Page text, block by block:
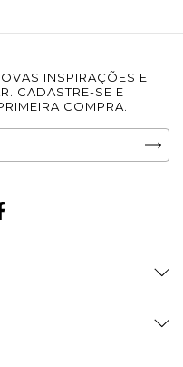
INSPIRAÇÕES E
CADASTRE-SE E
COMPRA.